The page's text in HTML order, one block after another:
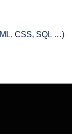
CSS, SQL …)